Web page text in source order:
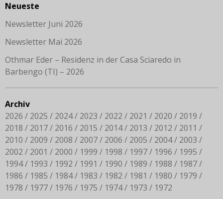
Neueste
Newsletter Juni 2026
Newsletter Mai 2026
Othmar Eder – Residenz in der Casa Sciaredo in
Barbengo (TI) – 2026
Archiv
2026
2025 2024 2023 2022 2021 2020
2019
2018
2017 2016 2015 2014 2013 2012
2011
2010
2009 2008 2007 2006 2005 2004
2003
2002
2001 2000 1999 1998 1997 1996
1995
1994
1993 1992 1991 1990 1989 1988
1987
1986
1985 1984 1983 1982 1981 1980
1979
1978
1977 1976 1975 1974 1973 1972